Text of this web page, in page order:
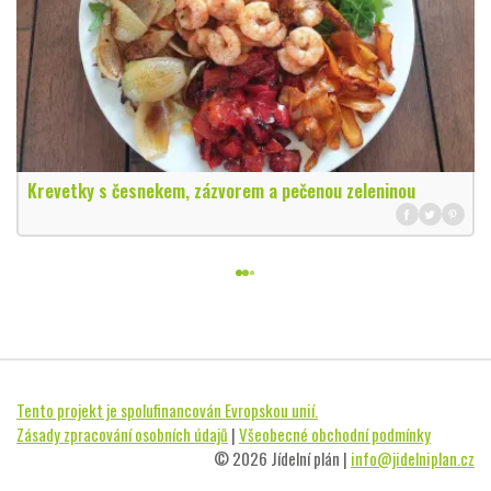
Krevetky s česnekem, zázvorem a pečenou zeleninou
Tento projekt je spolufinancován Evropskou unií.
Zásady zpracování osobních údajů |Všeobecné obchodní podmínky
© 2026 Jídelní plán | info@jidelniplan.cz